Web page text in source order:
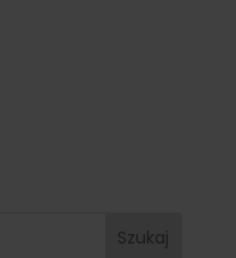
Szukaj